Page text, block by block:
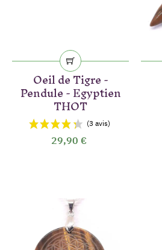
Oeil de Tigre -
Pendule - Egyptien
THOT
29,90 €